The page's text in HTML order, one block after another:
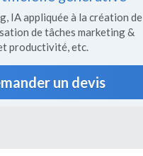
IA appliquée à la création de
de tâches marketing &
productivité, etc.
un devis